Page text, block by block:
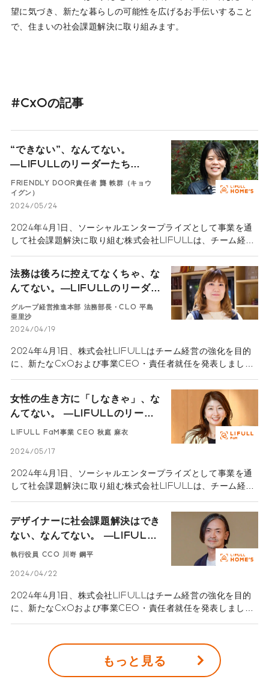
望に気づき、新たな暮らしの可能性を広げるお手伝いすること
で、住まいの社会課題解決に取り組みます。
#CxOの記事
“できない”、なんてない。
―LIFULLのリーダーたち
―LIFULL HOME'S事業本部
FRIENDLY DOOR責任者 龔 軼
群
FRIENDLY DOOR責任者 龔 軼群（キョウ
イグン）
2024/05/24
2024年4月1日、ソーシャルエンタープライズとして事業を通
して社会課題解決に取り組む株式会社LIFULLは、チーム経営
発表しました。性別や国籍を問わない多様な顔ぶれで、代表取
締役社長の伊東祐司が掲げた「チーム経営」を力強く推進して
いきます。 シリーズ「LIFULLのリーダーたち」、今回は
FRIENDLY DOOR責任者の龔軼群（キョウ イグン）に話を
聞きます。
法務は後ろに控えてなくちゃ、な
んてない。―LIFULLのリーダー
たち―CLO平島亜里沙
グループ経営推進本部 法務部長・CLO 平島
亜里沙
2024/04/19
2024年4月1日、株式会社LIFULLはチーム経営の強化を目的
に、新たなCxOおよび事業CEO・責任者就任を発表しまし
伊東祐司が掲げた「チーム経営」を力強く推進していきます。
シリーズ「LIFULLのリーダーたち」、今回は2024年4月から
CLO（Chief Legal Officer）に就任した平島亜里沙に話
を聞きます。
女性の生き方に「しなきゃ」、な
んてない。 ―LIFULLのリーダ
ーたち―LIFULL FaM事業 CEO
LIFULL FaM事業 CEO 秋庭 麻衣
2024/05/17
2024年4月1日、ソーシャルエンタープライズとして事業を通
して社会課題解決に取り組む株式会社LIFULLは、チーム経営
発表しました。性別や国籍を問わない多様な顔ぶれで、代表取
締役社長の伊東祐司が掲げた「チーム経営」を力強く推進して
いきます。シリーズ「LIFULLのリーダーたち」、今回は
LIFULL FaM事業CEO秋庭麻衣に話を聞きます。
デザイナーに社会課題解決はでき
ない、なんてない。 ―LIFULL
のリーダーたち―執行役員CCO
執行役員 CCO 川嵜 鋼平
2024/04/22
2024年4月1日、株式会社LIFULLはチーム経営の強化を目的
に、新たなCxOおよび事業CEO・責任者就任を発表しまし
シリーズ「LIFULLのリーダーたち」、今回は執行役員で
CCO（Chief Creative Officer）、LIFULL HOME'S事
業本部副本部長 CMO（Chief Marketing Officer）の川
もっと見る